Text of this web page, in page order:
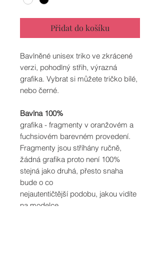
Přidat do košíku
Bavlněné unisex triko ve zkrácené
verzi, pohodlný střih, výrazná
grafika. Vybrat si můžete tričko bílé,
nebo černé.
Bavlna 100%
grafika - fragmenty v oranžovém a
fuchsiovém barevném provedení.
Fragmenty jsou stříhány ručně,
žádná grafika proto není 100%
stejná jako druhá, přesto snaha
bude o co
nejautentičtější podobu, jakou vidíte
na modelce.